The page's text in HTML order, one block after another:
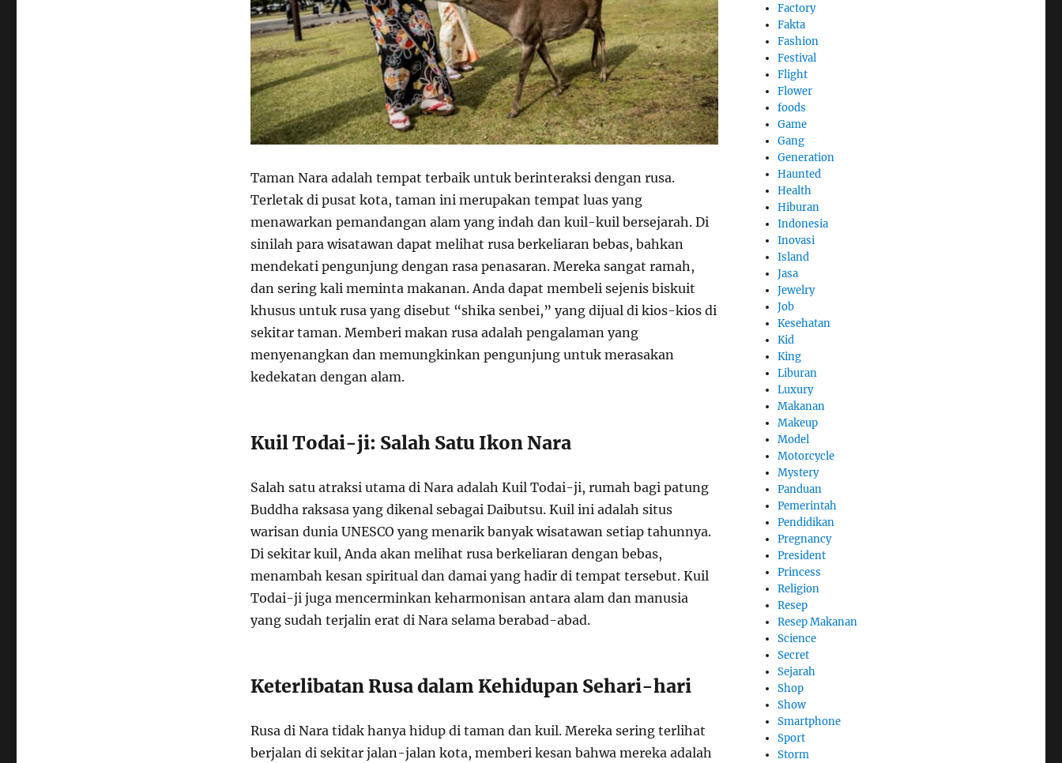
Taman Nara adalah tempat terbaik untuk berinteraksi dengan rusa.
Terletak di pusat kota, taman ini merupakan tempat luas yang
menawarkan pemandangan alam yang indah dan kuil-kuil bersejarah. Di
sinilah para wisatawan dapat melihat rusa berkeliaran bebas, bahkan
mendekati pengunjung dengan rasa penasaran. Mereka sangat ramah,
dan sering kali meminta makanan. Anda dapat membeli sejenis biskuit
khusus untuk rusa yang disebut “shika senbei,” yang dijual di kios-kios di
sekitar taman. Memberi makan rusa adalah pengalaman yang
menyenangkan dan memungkinkan pengunjung untuk merasakan
kedekatan dengan alam.
Kuil Todai-ji: Salah Satu Ikon Nara
Salah satu atraksi utama di Nara adalah Kuil Todai-ji, rumah bagi patung
Buddha raksasa yang dikenal sebagai Daibutsu. Kuil ini adalah situs
warisan dunia UNESCO yang menarik banyak wisatawan setiap tahunnya.
Di sekitar kuil, Anda akan melihat rusa berkeliaran dengan bebas,
menambah kesan spiritual dan damai yang hadir di tempat tersebut. Kuil
Todai-ji juga mencerminkan keharmonisan antara alam dan manusia
yang sudah terjalin erat di Nara selama berabad-abad.
Keterlibatan Rusa dalam Kehidupan Sehari-hari
Rusa di Nara tidak hanya hidup di taman dan kuil. Mereka sering terlihat
berjalan di sekitar jalan-jalan kota, memberi kesan bahwa mereka adalah
Factory
Fakta
Fashion
Festival
Flight
Flower
foods
Game
Gang
Generation
Haunted
Health
Hiburan
Indonesia
Inovasi
Island
Jasa
Jewelry
Job
Kesehatan
Kid
King
Liburan
Luxury
Makanan
Makeup
Model
Motorcycle
Mystery
Panduan
Pemerintah
Pendidikan
Pregnancy
President
Princess
Religion
Resep
Resep Makanan
Science
Secret
Sejarah
Shop
Show
Smartphone
Sport
Storm